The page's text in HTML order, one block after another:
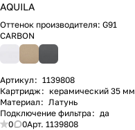
AQUILA
0 0Арт. 1139808
Оттенок производителя: G91
CARBON
Артикул : 1139808
Картридж : керамический 35 мм
Материал : Латунь
Подключение фильтра : да